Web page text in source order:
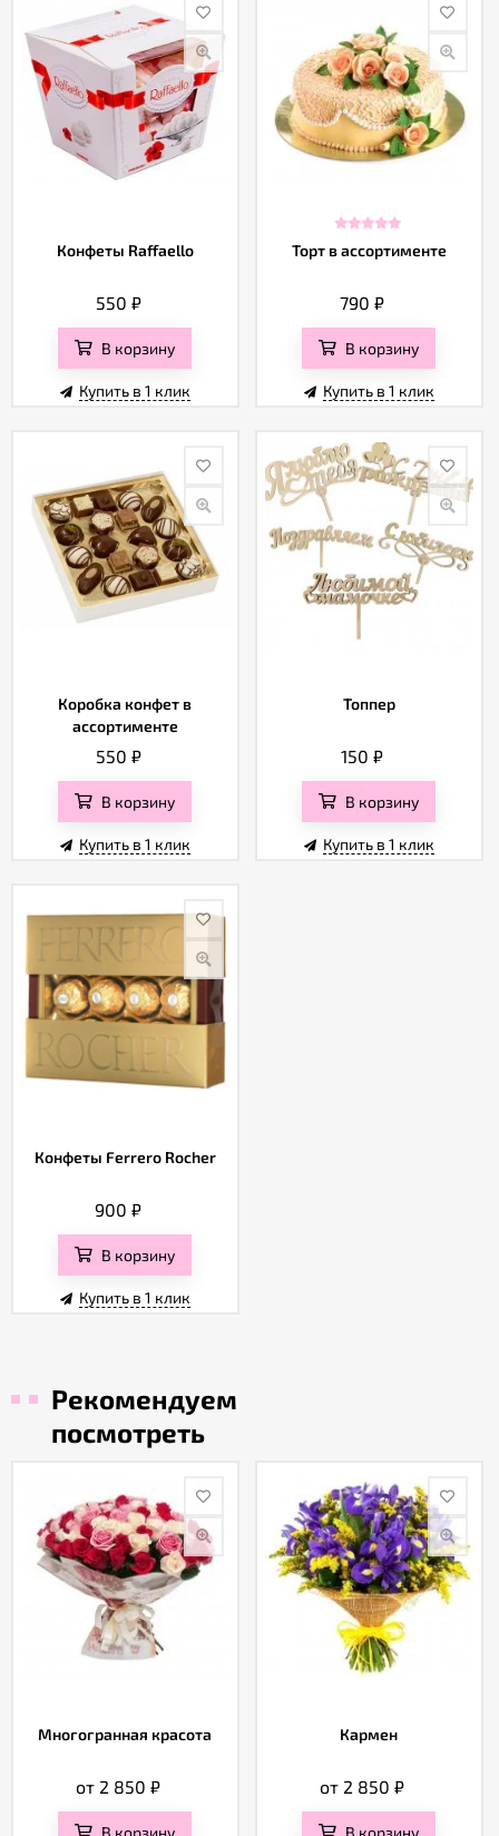
Конфеты Raffaello
550 ₽
В корзину
Купить в 1 клик
Торт в ассортименте
790₽
В корзину
Купить в 1 клик
Коробка конфет в
ассортименте
550 ₽
В корзину
Купить в 1 клик
Топпер
150₽
В корзину
Купить в 1 клик
Конфеты Ferrero Rocher
900₽
В корзину
Купить в 1 клик
Рекомендуем
посмотреть
Многогранная красота
от 2 850₽
В корзину
Кармен
от 2 850₽
В корзину